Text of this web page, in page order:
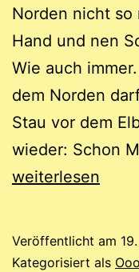
Norden nicht so
Hand und nen
Wie auch
dem Norden
Stau vor dem
wieder: Schon
weiterlesen
Veröffentlicht am
Kategorisiert als